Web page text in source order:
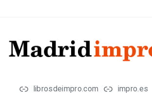
librosdeimpro.com impro.es